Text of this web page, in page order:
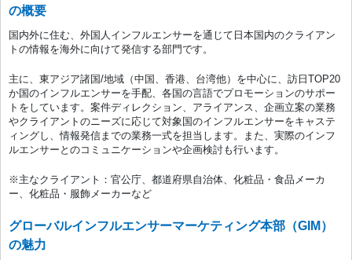
の概要
国内外に住む、外国人インフルエンサーを通じて日本国内のクライアン
トの情報を海外に向けて発信する部門です。
主に、東アジア諸国/地域（中国、香港、台湾他）を中心に、訪日TOP20
か国のインフルエンサーを手配、各国の言語でプロモーションのサポー
トをしています。案件ディレクション、アライアンス、企画立案の業務
やクライアントのニーズに応じて対象国のインフルエンサーをキャステ
ィングし、情報発信までの業務一式を担当します。また、実際のインフ
ルエンサーとのコミュニケーションや企画検討も行います。
※主なクライアント：官公庁、都道府県自治体、化粧品・食品メーカ
ー、化粧品・服飾メーカーなど
グローバルインフルエンサーマーケティング本部（GIM）
の魅力